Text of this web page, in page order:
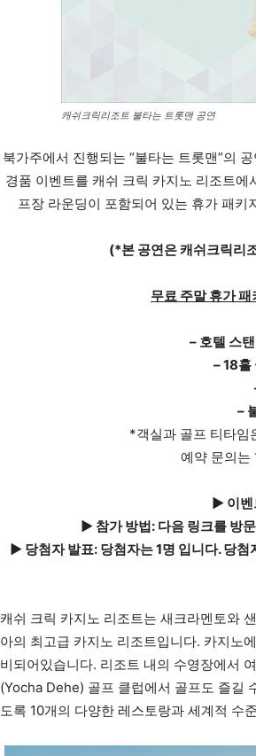
캐쉬크릭리조트 불타는 트롯맨 공연
북가주에서 진행되는 “불타는 트롯맨”의
경품 이벤트를 캐쉬 크릭 카지노 리조트
프장 라운딩이 포함되어 있는 휴가 패
(*본 공연은 캐쉬크릭리
무료 주말 휴가
– 호텔 스탠
– 18홀
–
*객실과 골프 티타임
예약 문의
▶ 이벤
▶ 참가 방법: 다음 링크를 방
▶ 당첨자 발표: 당첨자는 1명 입니다. 당
캐쉬 크릭 카지노 리조트는 새크라멘토와
아의 최고급 카지노 리조트입니다. 카지노
비되어있습니다. 리조트 내의 수영장에서
(Yocha Dehe) 골프 클럽에서 골프도 즐길
도록 10개의 다양한 레스토랑과 세계적 수